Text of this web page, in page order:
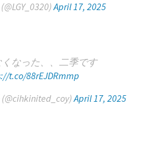
April 17, 2025
なった、、二季です
t.co/88rEJDRmmp
April 17, 2025